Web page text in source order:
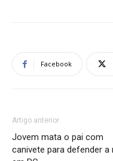
Facebook
Artigo anterior
Jovem mata o pai com
canivete para defender a